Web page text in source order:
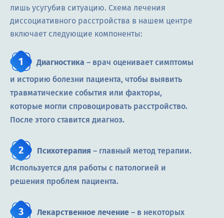
лишь усугубив ситуацию. Схема лечения
диссоциативного расстройства в нашем центре
включает следующие компоненты:
Диагностика – врач оценивает симптомы
и историю болезни пациента, чтобы выявить
травматические события или факторы,
которые могли спровоцировать расстройство.
После этого ставится диагноз.
Психотерапия – главный метод терапии.
Используется для работы с патологией и
решения проблем пациента.
Лекарственное лечение – в некоторых